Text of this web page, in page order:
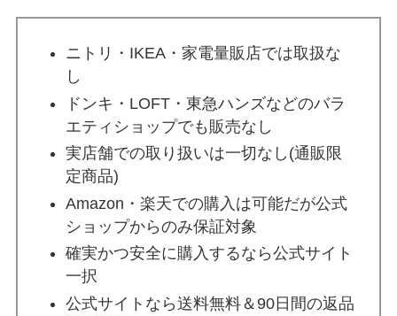
ニトリ・IKEA・家電量販店では取扱な
し
ドンキ・LOFT・東急ハンズなどのバラ
エティショップでも販売なし
実店舗での取り扱いは一切なし(通販限
定商品)
Amazon・楽天での購入は可能だが公式
ショップからのみ保証対象
確実かつ安全に購入するなら公式サイト
一択
公式サイトなら送料無料＆90日間の返品